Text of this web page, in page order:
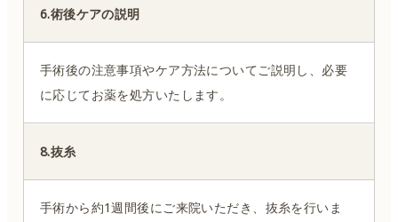
6.術後ケアの説明
手術後の注意事項やケア方法についてご説明し、必要
に応じてお薬を処方いたします。
8.抜糸
手術から約1週間後にご来院いただき、抜糸を行いま